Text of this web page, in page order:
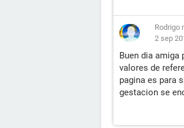
Rodrigo
2 sep
Buen dia amiga
valores de
pagina es para
gestacion se